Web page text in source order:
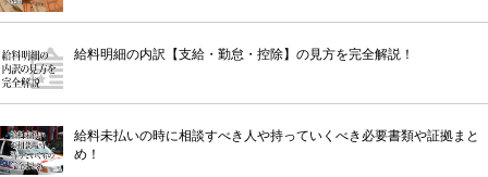
給料明細の内訳【支給・勤怠・控除】の見方を完全解説！
給料未払いの時に相談すべき人や持っていくべき必要書類や証拠まと
め！